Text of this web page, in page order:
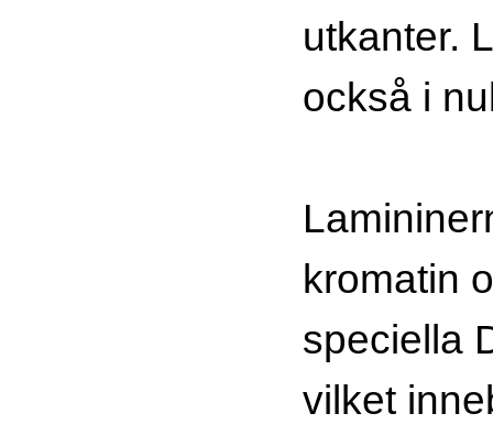
utkanter.
också i
kromatin
speciella
vilket